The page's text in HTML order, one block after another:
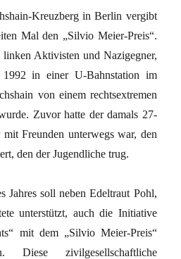
Kreuzberg in Berlin vergibt
Mal den „Silvio Meier-Preis“.
Aktivisten und Nazigegner,
in einer U-Bahnstation im
von einem rechtsextremen
Zuvor hatte der damals 27-
Freunden unterwegs war, den
den der Jugendliche trug.
Jahres soll neben Edeltraut Pohl,
unterstützt, auch die Initiative
mit dem „Silvio Meier-Preis“
Diese zivilgesellschaftliche